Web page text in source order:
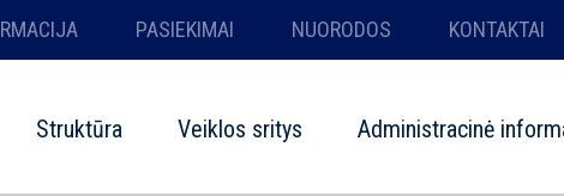
PASIEKIMAI NUORODOS KONTAKTAI
Struktūra Veiklos sritys Administracinė